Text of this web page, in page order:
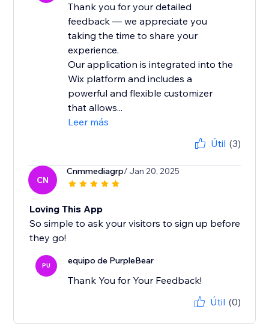
Thank you for your detailed
feedback — we appreciate you
taking the time to share your
experience.
Our application is integrated into the
Wix platform and includes a
powerful and flexible customizer
that allows...
Leer más
Útil (3)
CN
Cnmmediagrp/ Jan 20, 2025
Loving This App
So simple to ask your visitors to sign up before
they go!
PU equipo de PurpleBear
Thank You for Your Feedback!
Útil (0)